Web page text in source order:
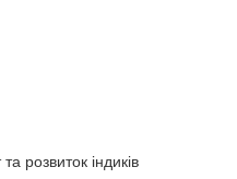
розвиток індиків